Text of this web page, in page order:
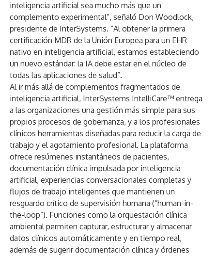
inteligencia artificial sea mucho más que un
complemento experimental”, señaló Don Woodlock,
presidente de InterSystems. “Al obtener la primera
certificación MDR de la Unión Europea para un EHR
nativo en inteligencia artificial, estamos estableciendo
un nuevo estándar: la IA debe estar en el núcleo de
todas las aplicaciones de salud”.
Al ir más allá de complementos fragmentados de
inteligencia artificial, InterSystems IntelliCare™ entrega
a las organizaciones una gestión más simple para sus
propios procesos de gobernanza, y a los profesionales
clínicos herramientas diseñadas para reducir la carga de
trabajo y el agotamiento profesional. La plataforma
ofrece resúmenes instantáneos de pacientes,
documentación clínica impulsada por inteligencia
artificial, experiencias conversacionales completas y
flujos de trabajo inteligentes que mantienen un
resguardo crítico de supervisión humana (“human-in-
the-loop”). Funciones como la orquestación clínica
ambiental permiten capturar, estructurar y almacenar
datos clínicos automáticamente y en tiempo real,
además de sugerir documentación clínica y órdenes